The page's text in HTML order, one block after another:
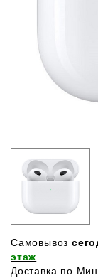
Самовывоз
этаж
Доставка по